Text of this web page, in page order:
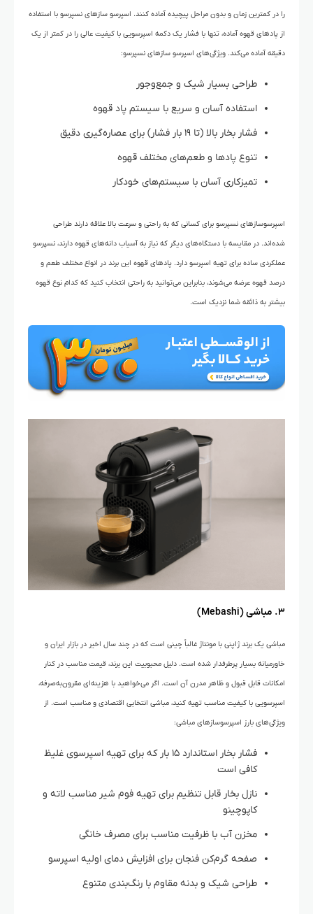
را در کمترین زمان و بدون مراحل پیچیده آماده کنند. اسپرسو سازهای نسپرسو با استفاده
از پادهای قهوه آماده، تنها با فشار یک دکمه اسپرسویی با کیفیت عالی را در کمتر از یک
دقیقه آماده می‌کند. ویژگی‌های اسپرسو سازهای نسپرسو:
طراحی بسیار شیک و جمع‌وجور
استفاده آسان و سریع با سیستم پاد قهوه
فشار بخار بالا (تا ۱۹ بار فشار) برای عصاره‌گیری دقیق
تنوع پادها و طعم‌های مختلف قهوه
تمیزکاری آسان با سیستم‌های خودکار
اسپرسوسازهای نسپرسو برای کسانی که به راحتی و سرعت بالا علاقه دارند طراحی
شده‌اند. در مقایسه با دستگاه‌های دیگر که نیاز به آسیاب دانه‌های قهوه دارند، نسپرسو
عملکردی ساده برای تهیه اسپرسو دارد. پادهای قهوه این برند در انواع مختلف طعم و
درصد قهوه عرضه می‌شوند، بنابراین می‌توانید به راحتی انتخاب کنید که کدام نوع قهوه
بیشتر به ذائقه شما نزدیک است.
۳. مباشی (Mebashi)
مباشی یک برند ژاپنی با مونتاژ غالباً چینی است که در چند سال اخیر در بازار ایران و
خاورمیانه بسیار پرطرفدار شده است. دلیل محبوبیت این برند، قیمت مناسب در کنار
امکانات قابل قبول و ظاهر مدرن آن است. اگر می‌خواهید با هزینه‌ای مقرون‌به‌صرفه،
اسپرسویی با کیفیت مناسب تهیه کنید، مباشی انتخابی اقتصادی و مناسب است. از
ویژگی‌های بارز اسپرسوسازهای مباشی:
فشار بخار استاندارد ۱۵ بار که برای تهیه اسپرسوی غلیظ
کافی است
نازل بخار قابل تنظیم برای تهیه فوم شیر مناسب لاته و
کاپوچینو
مخزن آب با ظرفیت مناسب برای مصرف خانگی
صفحه گرم‌کن فنجان برای افزایش دمای اولیه اسپرسو
طراحی شیک و بدنه مقاوم با رنگ‌بندی متنوع